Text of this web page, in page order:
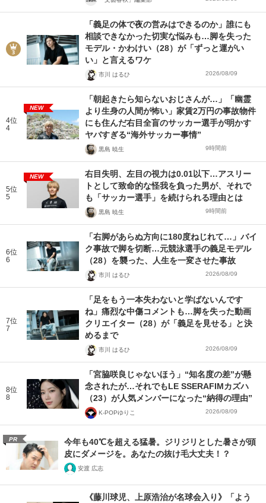
「義足の体で夜の営みはできるのか」誰にも
相談できなかった切実な悩みも…脚を失った
モデル・かわけい（28）が「ずっと運がい
い」と言えるワケ
市川 はるひ 2026/08/09
4位
4
NEW
「朝起きたら知らないおじさんが…」「幽霊
より生身の人間が怖い」家賃2万円の事故物件
にも住んだ右目全盲のサッカー選手が明かす
ヤバすぎる“海外サッカー事情”
黒島 暁生 9時間前
5位
5
NEW
右目失明、左目の視力は0.01以下…アスリー
トとして致命的な怪我を負った男が、それで
も「サッカー選手」を続けられる理由とは
黒島 暁生 9時間前
6位
6
「右脚があらぬ方向に180度ねじれて…」バイ
ク事故で脚を切断…元競泳選手の義足モデル
（28）を襲った、人生を一変させた事故
市川 はるひ 2026/08/09
7位
7
「足をもう一本失わないと学ばないんです
ね」痛烈な中傷コメントも…脚を失った動画
クリエイター（28）が「義足を見せる」と決
めるまで
市川 はるひ 2026/08/09
8位
8
「宮脇咲良じゃないほう」“知名度の差”が懸
念されたが…それでもLE SSERAFIMカズハ
（23）が人気メンバーになった“納得の理由”
K-POPゆりこ 2026/08/09
PR
今年も40℃を超える猛暑。ジリジリとした暑さが頭
皮にダメージを。あなたの抜け毛大丈夫！？
安渡 広志
《藤川球児、上原浩治が名球会入り》「よう